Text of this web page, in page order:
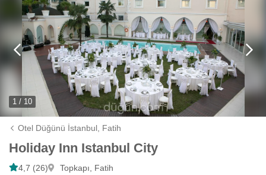
1 / 10
Otel Düğünü İstanbul, Fatih
Holiday Inn Istanbul City
4,7 (26) Topkapı, Fatih